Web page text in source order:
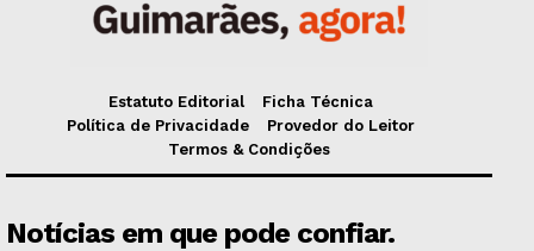
Estatuto Editorial
Ficha Técnica
Política de Privacidade
Provedor do Leitor
Termos & Condições
Notícias em que pode confiar.